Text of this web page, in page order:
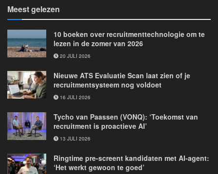
Meest gelezen
10 boeken over recruitmenttechnologie om te
lezen in de zomer van 2026
20 JULI 2026
Nieuwe ATS Evaluatie Scan laat zien of je
recruitmentsysteem nog voldoet
16 JULI 2026
Tycho van Paassen (VONQ): ‘Toekomst van
recruitment is proactieve AI’
13 JULI 2026
Ringtime pre-screent kandidaten met AI-agent:
‘Het werkt gewoon te goed’